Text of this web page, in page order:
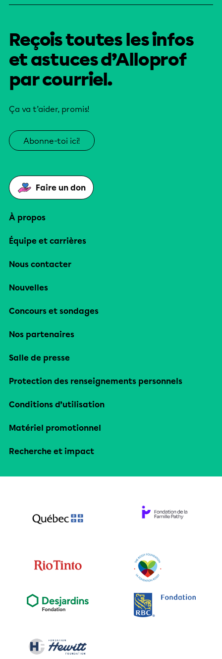
Reçois toutes les infos
et astuces d’Alloprof
par courriel.
Ça va t’aider, promis!
Abonne-toi ici!
Faire un don
À propos
Équipe et carrières
Nous contacter
Nouvelles
Concours et sondages
Nos partenaires
Salle de presse
Protection des renseignements personnels
Conditions d’utilisation
Matériel promotionnel
Recherche et impact